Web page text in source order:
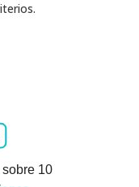
10